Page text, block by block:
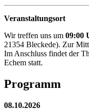
Veranstaltungsort
Wir treffen uns um 09:00
21354 Bleckede). Zur
Im Anschluss findet der
Echem statt.
Programm
08.10.2026